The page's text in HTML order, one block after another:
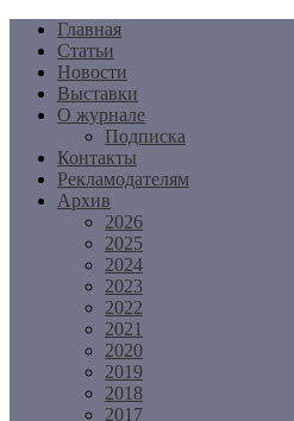
Перейти
содержимому
Главная
Статьи
Новости
Выставки
О журнале
Подписка
Контакты
Рекламодателям
Архив
2026
2025
2024
2023
2022
2021
2020
2019
2018
2017